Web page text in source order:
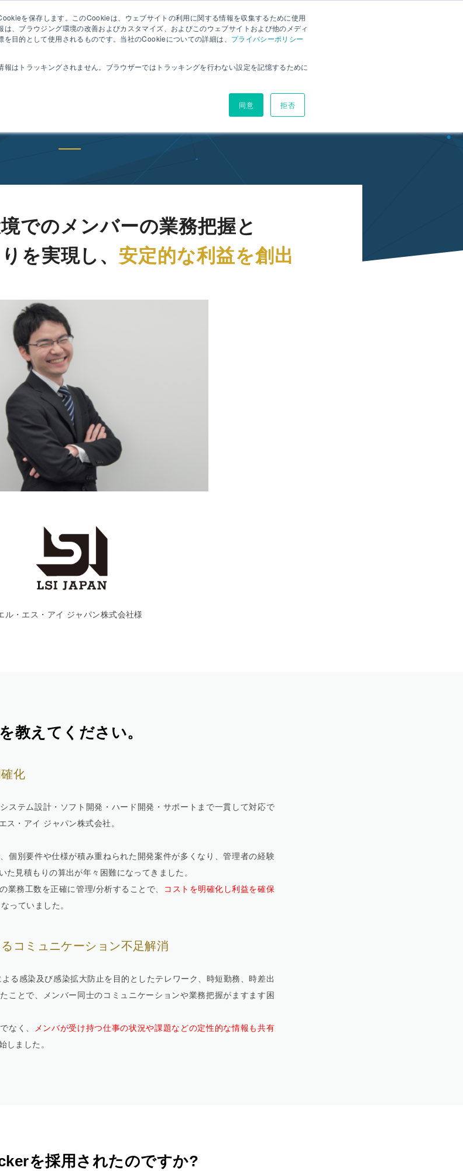
を保存します。このCookieは、ウェブサイトの利用に関する情報を収集するために使用
、ブラウジング環境の改善およびカスタマイズ、およびこのウェブサイトおよび他のメディ
目的として使用されるものです。当社のCookieについての詳細は、 プライバシーポリシー
はトラッキングされません。ブラウザーではトラッキングを行わない設定を記憶するために
同意 拒否
セミナー 資料ダウンロード
でのメンバーの業務把握と
を実現し、 安定的な利益を創出
ル・エス・アイ ジャパン株式会社様
教えてください。
化
ステム設計・ソフト開発・ハード開発・サポートまで一貫して対応で
ス・アイ ジャパン株式会社。
個別要件や仕様が積み重ねられた開発案件が多くなり、管理者の経験
た見積もりの算出が年々困難になってきました。
業務工数を正確に管理/分析することで、
コストを明確化し利益を確保
なっていました。
コミュニケーション不足解消
る感染及び感染拡大防止を目的としたテレワーク、時短勤務、時差出
ことで、メンバー同士のコミュニケーションや業務把握がますます困
なく、
メンバが受け持つ仕事の状況や課題などの定性的な情報も共有
しました。
を採用されたのですか?